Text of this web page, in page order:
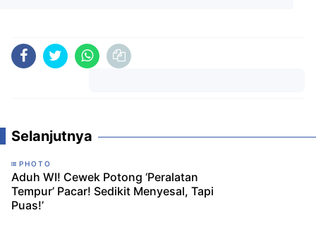
Selanjutnya
PHOTO
Aduh WI! Cewek Potong ‘Peralatan
Tempur’ Pacar! Sedikit Menyesal, Tapi
Puas!’